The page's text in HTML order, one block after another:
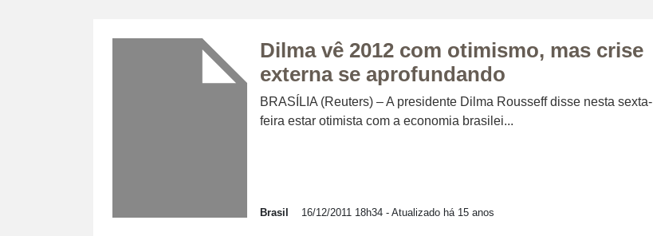
Dilma vê 2012 com otimismo, mas crise
externa se aprofundando
BRASÍLIA (Reuters) – A presidente Dilma Rousseff disse nesta sexta-
feira estar otimista com a economia brasilei...
Brasil 16/12/2011 18h34- Atualizado há 15 anos